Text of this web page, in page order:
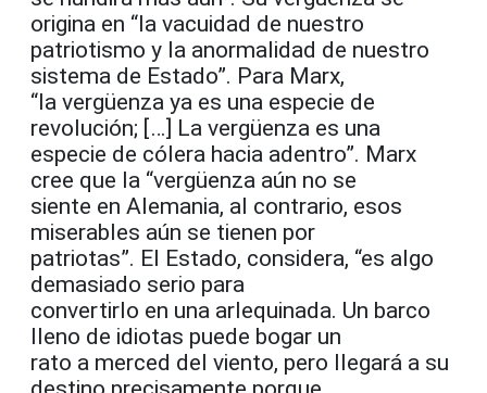
origina en “la vacuidad de nuestro
patriotismo y la anormalidad de nuestro
sistema de Estado”. Para Marx,
“la vergüenza ya es una especie de
revolución; […] La vergüenza es una
especie de cólera hacia adentro”. Marx
cree que la “vergüenza aún no se
siente en Alemania, al contrario, esos
miserables aún se tienen por
patriotas”. El Estado, considera, “es algo
demasiado serio para
convertirlo en una arlequinada. Un barco
lleno de idiotas puede bogar un
rato a merced del viento, pero llegará a su